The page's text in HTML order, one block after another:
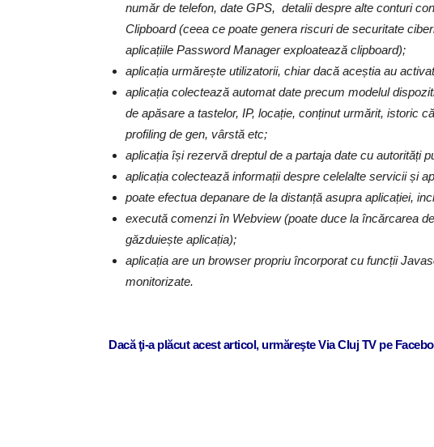
număr de telefon, date GPS, detalii despre alte conturi
Clipboard (ceea ce poate genera riscuri de securitate
aplicațiile Password Manager exploatează clipboard);
aplicația urmărește utilizatorii, chiar dacă aceștia au
aplicația colectează automat date precum modelul
de apăsare a tastelor, IP, locație, conținut urmărit, istoric
profiling de gen, vârstă etc;
aplicația își rezervă dreptul de a partaja date cu autorități
aplicația colectează informații despre celelalte servicii și
poate efectua depanare de la distanță asupra aplicației,
execută comenzi în Webview (poate duce la încărcarea
găzduiește aplicația);
aplicația are un browser propriu încorporat cu funcții
monitorizate.
Dacă ţi-a plăcut acest articol, urmăreşte Via Cluj TV pe